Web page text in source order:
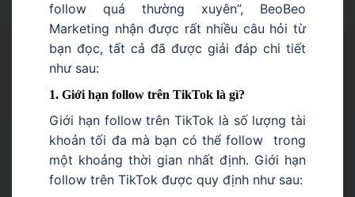
follow quá thường xuyên”, BeoBeo
Marketing nhận được rất nhiều câu hỏi từ
bạn đọc, tất cả đã được giải đáp chi tiết
như sau:
1. Giới hạn follow trên TikTok là gì?
Giới hạn follow trên TikTok là số lượng tài
khoản tối đa mà bạn có thể follow trong
một khoảng thời gian nhất định. Giới hạn
follow trên TikTok được quy định như sau: